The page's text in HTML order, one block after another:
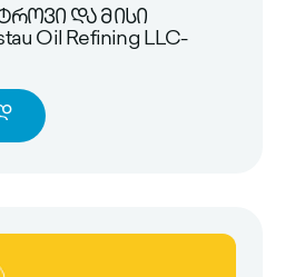
და მისი
Oil Refining LLC-